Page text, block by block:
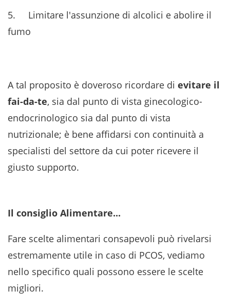
5. Limitare l'assunzione di alcolici e abolire il
fumo
A tal proposito è doveroso ricordare di evitare il
fai-da-te, sia dal punto di vista ginecologico-
endocrinologico sia dal punto di vista
nutrizionale; è bene affidarsi con continuità a
specialisti del settore da cui poter ricevere il
giusto supporto.
Il consiglio Alimentare...
Fare scelte alimentari consapevoli può rivelarsi
estremamente utile in caso di PCOS, vediamo
nello specifico quali possono essere le scelte
migliori.